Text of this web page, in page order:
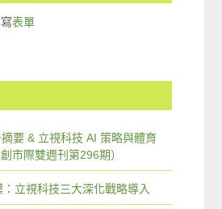
表單
要 & 立視科技 AI 策略與體育
市際雙週刊第296期）
立視科技三大深化戰略導入